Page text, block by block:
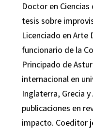
Doctor en Ciencias
tesis sobre
Licenciado en
funcionario de la
Principado de
internacional en
Inglaterra, Grecia
publicaciones en
impacto. Coeditor